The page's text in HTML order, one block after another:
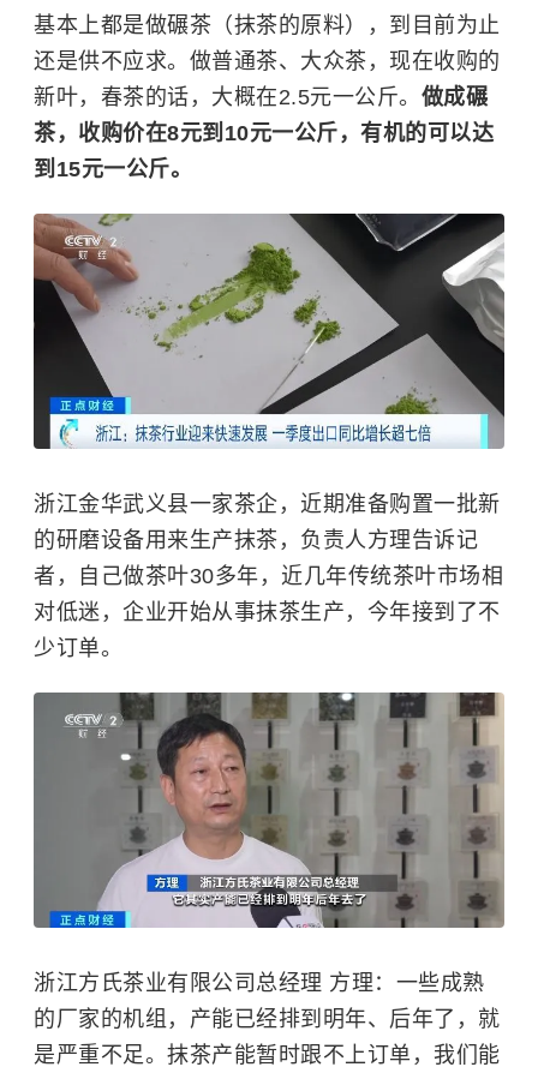
基本上都是做碾茶（抹茶的原料），到目前为止
还是供不应求。做普通茶、大众茶，现在收购的
新叶，春茶的话，大概在2.5元一公斤。 做成碾
茶，收购价在8元到10元一公斤，有机的可以达
到15元一公斤。
浙江金华武义县一家茶企，近期准备购置一批新
的研磨设备用来生产抹茶，负责人方理告诉记
者，自己做茶叶30多年，近几年传统茶叶市场相
对低迷，企业开始从事抹茶生产，今年接到了不
少订单。
浙江方氏茶业有限公司总经理 方理：一些成熟
的厂家的机组，产能已经排到明年、后年了，就
是严重不足。抹茶产能暂时跟不上订单，我们能